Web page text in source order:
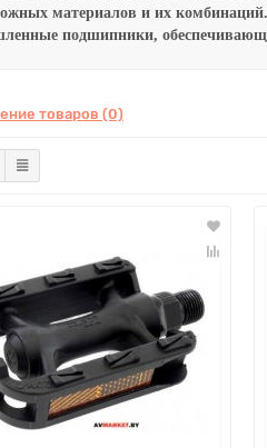
материалов и их
подшипники,
товаров (0)